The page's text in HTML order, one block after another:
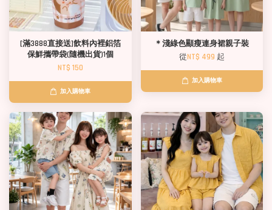
[滿3888直接送]飲料內裡鋁箔
保鮮攜帶袋(隨機出貨)1個
NT$ 150
加入購物車
＊淺綠色顯瘦連身裙親子裝
從NT$ 499 起
加入購物車